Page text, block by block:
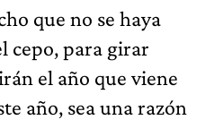
que no se haya
cepo, para girar
el año que viene
año, sea una razón